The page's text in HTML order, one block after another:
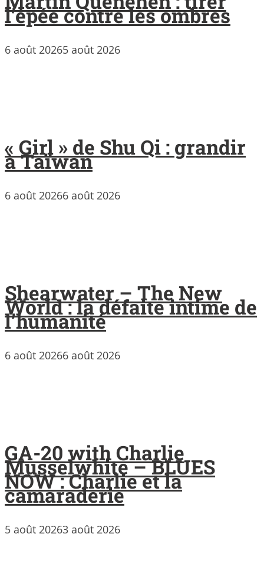
l’épée contre les ombres
6 août 20265 août 2026
« Girl » de Shu Qi : grandir
à Taïwan
6 août 20266 août 2026
Shearwater – The New
World : la défaite intime de
l’humanité
6 août 20266 août 2026
GA-20 with Charlie
Musselwhite – BLUES
NOW : Charlie et la
camaraderie
5 août 20263 août 2026